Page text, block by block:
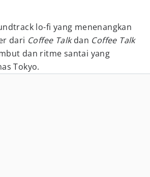
lo-fi yang menenangkan
dari Coffee Talkdan Coffee Talk
dan ritme santai yang
Tokyo.